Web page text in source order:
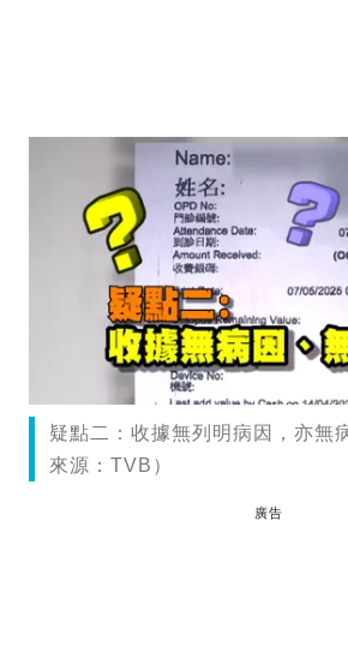
疑點二：收據無列明病因，亦無
來源：TVB）
廣告